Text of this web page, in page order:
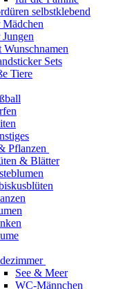
selbstklebend
Wunschnamen
Sets
Tiere
Pflanzen
& Blätter
See & Meer
WC-Männchen